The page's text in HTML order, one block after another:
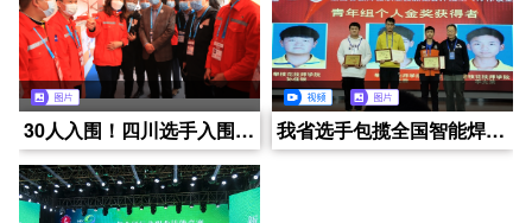
30人入围！四川选手入围第46届世界技能大赛国家集训队成绩创历史新高 我省选手包揽全国智能焊接职业技能竞赛冲压工(冷作钣金工)前三名
四川西部人力资源开发中心2024年技能人才评价（日常）工作快讯（2024年12月第4周） 四川西部人力资源开发中心2024年技能人才评价（日常）工作快讯（2024年12月第2周）
成都京东方智慧医养社区-锦城拾光 兴城康养・美邸大观舒养之家
行稳致远，进而有为丨2024年度年终总结会暨表彰大会 四川西部人力资源开发中心技能人才认定中心正式亮相成都电视台CDTV5大型民生电视栏目《养老全接触》